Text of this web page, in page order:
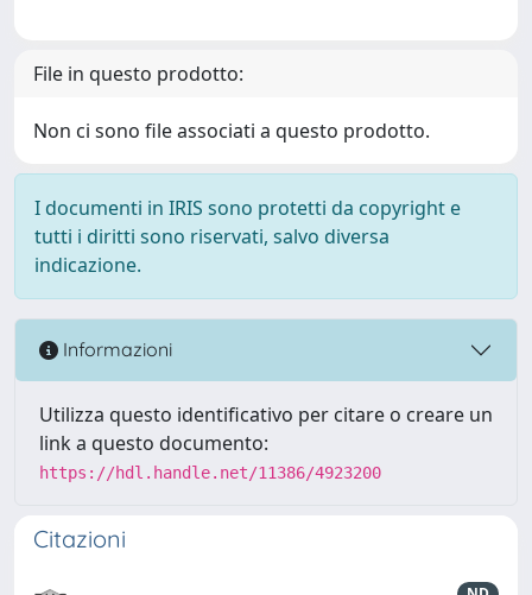
File in questo prodotto:
Non ci sono file associati a questo prodotto.
I documenti in IRIS sono protetti da copyright e
tutti i diritti sono riservati, salvo diversa
indicazione.
Informazioni
Utilizza questo identificativo per citare o creare un
link a questo documento:
https://hdl.handle.net/11386/4923200
Citazioni